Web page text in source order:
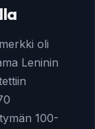
oli
Leninin
100-